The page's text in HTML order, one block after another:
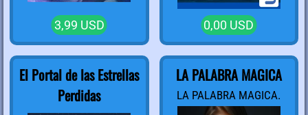
3,99 USD 0,00 USD
El Portal de las Estrellas
Perdidas
LA PALABRA MAGICA
LA PALABRA MAGICA.